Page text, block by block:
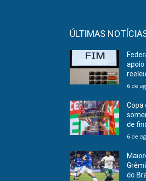
ÚLTIMAS
apoio
6 de
Copa
de
6 de
do